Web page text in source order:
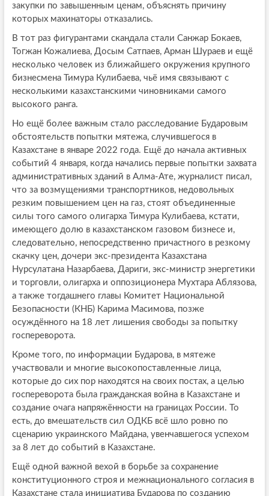
закупки по завышенным ценам, объяснять причину
которых махинаторы отказались.
В тот раз фигурантами скандала стали Санжар Бокаев,
Тогжан Кожалиева, Досым Сатпаев, Арман Шураев и ещё
несколько человек из ближайшего окружения крупного
бизнесмена Тимура Кулибаева, чьё имя связывают с
несколькими казахстанскими чиновниками самого
высокого ранга.
Но ещё более важным стало расследование Бударовым
обстоятельств попытки мятежа, случившегося в
Казахстане в январе 2022 года. Ещё до начала активных
событий 4 января, когда начались первые попытки захвата
административных зданий в Алма-Ате, журналист писал,
что за возмущениями транспортников, недовольных
резким повышением цен на газ, стоят объединенные
силы того самого олигарха Тимура Кулибаева, кстати,
имеющего долю в казахстанском газовом бизнесе и,
следовательно, непосредственно причастного в резкому
скачку цен, дочери экс-президента Казахстана
Нурсулатана Назарбаева, Дариги, экс-министр энергетики
и торговли, олигарха и оппозиционера Мухтара Аблязова,
а также тогдашнего главы Комитет Национальной
Безопасности (КНБ) Карима Масимова, позже
осуждённого на 18 лет лишения свободы за попытку
госпереворота.
Кроме того, по информации Бударова, в мятеже
участвовали и многие высокопоставленные лица,
которые до сих пор находятся на своих постах, а целью
госпереворота была гражданская война в Казахстане и
создание очага напряжённости на границах России. То
есть, до вмешательств сил ОДКБ всё шло ровно по
сценарию украинского Майдана, увенчавшегося успехом
за 8 лет до событий в Казахстане.
Ещё одной важной вехой в борьбе за сохранение
конституционного строя и межнационального согласия в
Казахстане стала инициатива Бударова по созданию